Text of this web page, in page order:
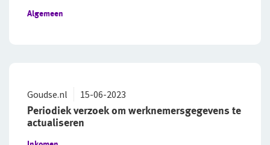
Algemeen
Periodiek verzoek om werknemersgegevens te
actualiseren
Goudse.nl 15-06-2023